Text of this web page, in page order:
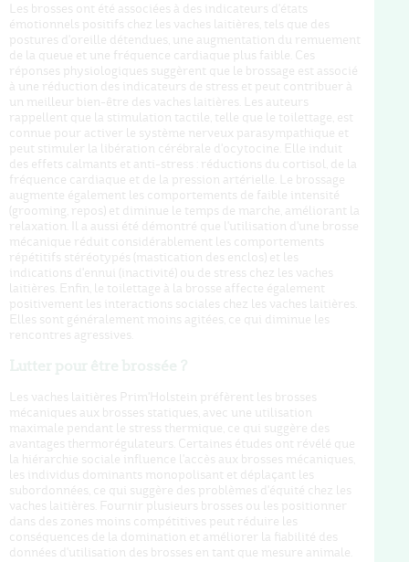
Les brosses ont été associées à des indicateurs d'états
émotionnels positifs chez les vaches laitières, tels que des
postures d'oreille détendues, une augmentation du remuement
de la queue et une fréquence cardiaque plus faible. Ces
réponses physiologiques suggèrent que le brossage est associé
à une réduction des indicateurs de stress et peut contribuer à
un meilleur bien-être des vaches laitières. Les auteurs
rappellent que la stimulation tactile, telle que le toilettage, est
connue pour activer le système nerveux parasympathique et
peut stimuler la libération cérébrale d'ocytocine. Elle induit
des effets calmants et anti-stress : réductions du cortisol, de la
fréquence cardiaque et de la pression artérielle. Le brossage
augmente également les comportements de faible intensité
(grooming, repos) et diminue le temps de marche, améliorant la
relaxation. Il a aussi été démontré que l'utilisation d'une brosse
mécanique réduit considérablement les comportements
répétitifs stéréotypés (mastication des enclos) et les
indications d'ennui (inactivité) ou de stress chez les vaches
laitières. Enfin, le toilettage à la brosse affecte également
positivement les interactions sociales chez les vaches laitières.
Elles sont généralement moins agitées, ce qui diminue les
rencontres agressives.
Les vaches laitières Prim'Holstein préfèrent les brosses
mécaniques aux brosses statiques, avec une utilisation
maximale pendant le stress thermique, ce qui suggère des
avantages thermorégulateurs. Certaines études ont révélé que
la hiérarchie sociale influence l'accès aux brosses mécaniques,
les individus dominants monopolisant et déplaçant les
subordonnées, ce qui suggère des problèmes d'équité chez les
vaches laitières. Fournir plusieurs brosses ou les positionner
dans des zones moins compétitives peut réduire les
conséquences de la domination et améliorer la fiabilité des
données d'utilisation des brosses en tant que mesure animale.